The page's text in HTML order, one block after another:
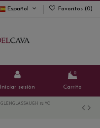
Español Favoritos (0)
Iniciar sesión
0
Carrito
GLENGLASSAUGH 12 YO